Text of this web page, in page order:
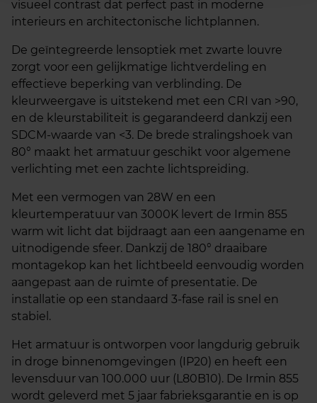
visueel contrast dat perfect past in moderne
interieurs en architectonische lichtplannen.
De geïntegreerde lensoptiek met zwarte louvre
zorgt voor een gelijkmatige lichtverdeling en
effectieve beperking van verblinding. De
kleurweergave is uitstekend met een CRI van >90,
en de kleurstabiliteit is gegarandeerd dankzij een
SDCM-waarde van <3. De brede stralingshoek van
80° maakt het armatuur geschikt voor algemene
verlichting met een zachte lichtspreiding.
Met een vermogen van 28W en een
kleurtemperatuur van 3000K levert de Irmin 855
warm wit licht dat bijdraagt aan een aangename en
uitnodigende sfeer. Dankzij de 180° draaibare
montagekop kan het lichtbeeld eenvoudig worden
aangepast aan de ruimte of presentatie. De
installatie op een standaard 3-fase rail is snel en
stabiel.
Het armatuur is ontworpen voor langdurig gebruik
in droge binnenomgevingen (IP20) en heeft een
levensduur van 100.000 uur (L80B10). De Irmin 855
wordt geleverd met 5 jaar fabrieksgarantie en is op